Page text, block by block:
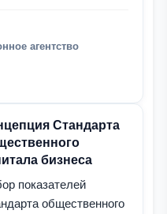
агентство
Стандарта
бизнеса
показателей
общественного